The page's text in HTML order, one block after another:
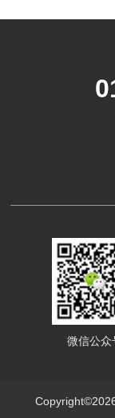
微信公众